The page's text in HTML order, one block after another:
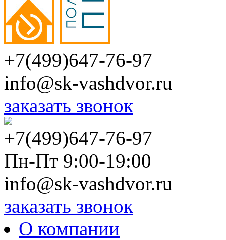
+7(499)647-76-97
info@sk-vashdvor.ru
заказать звонок
+7(499)647-76-97
Пн-Пт 9:00-19:00
info@sk-vashdvor.ru
заказать звонок
О компании